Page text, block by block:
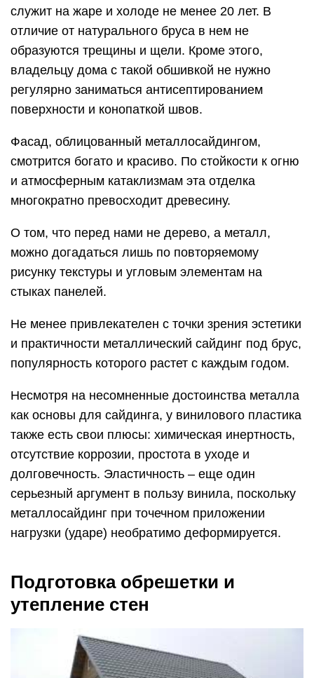
служит на жаре и холоде не менее 20 лет. В
отличие от натурального бруса в нем не
образуются трещины и щели. Кроме этого,
владельцу дома с такой обшивкой не нужно
регулярно заниматься антисептированием
поверхности и конопаткой швов.
Фасад, облицованный металлосайдингом,
смотрится богато и красиво. По стойкости к огню
и атмосферным катаклизмам эта отделка
многократно превосходит древесину.
О том, что перед нами не дерево, а металл,
можно догадаться лишь по повторяемому
рисунку текстуры и угловым элементам на
стыках панелей.
Не менее привлекателен с точки зрения эстетики
и практичности металлический сайдинг под брус,
популярность которого растет с каждым годом.
Несмотря на несомненные достоинства металла
как основы для сайдинга, у винилового пластика
также есть свои плюсы: химическая инертность,
отсутствие коррозии, простота в уходе и
долговечность. Эластичность – еще один
серьезный аргумент в пользу винила, поскольку
металлосайдинг при точечном приложении
нагрузки (ударе) необратимо деформируется.
Подготовка обрешетки и
утепление стен